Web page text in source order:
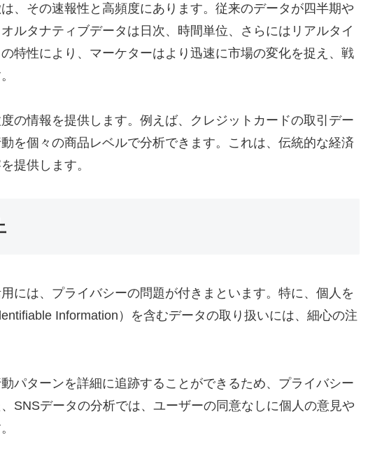
、その速報性と高頻度にあります。従来のデータが四半期や
ルタナティブデータは日次、時間単位、さらにはリアルタイ
特性により、マーケターはより迅速に市場の変化を捉え、戦
の情報を提供します。例えば、クレジットカードの取引デー
を個々の商品レベルで分析できます。これは、伝統的な経済
提供します。
には、プライバシーの問題が付きまといます。特に、個人を
Information）を含むデータの取り扱いには、細心の注
パターンを詳細に追跡することができるため、プライバシー
SNSデータの分析では、ユーザーの同意なしに個人の意見や